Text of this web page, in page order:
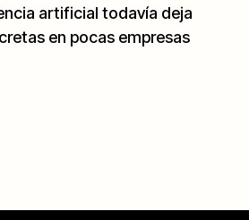
artificial todavía deja
en pocas empresas